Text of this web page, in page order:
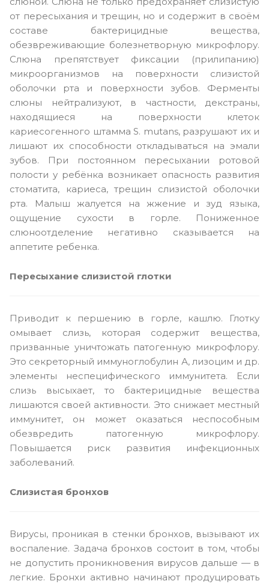
от пересыхания и трещин, но и содержит в своём
составе бактерицидные вещества,
обезвреживающие болезнетворную микрофлору.
Слюна препятствует фиксации (прилипанию)
микроорганизмов на поверхности слизистой
оболочки рта и поверхности зубов. Ферменты
слюны нейтрализуют, в частности, декстраны,
находящиеся на поверхности клеток
кариесогенного штамма S. mutans, разрушают их и
лишают их способности откладываться на эмали
зубов. При постоянном пересыхании ротовой
полости у ребёнка возникает опасность развития
стоматита, кариеса, трещин слизистой оболочки
рта. Малыш жалуется на жжение и зуд языка,
ощущение сухости в горле. Пониженное
слюноотделение негативно сказывается на
аппетите ребенка.
Пересыхание слизистой глотки
Приводит к першению в горле, кашлю. Глотку
омывает слизь, которая содержит вещества,
призванные уничтожать патогенную микрофлору.
Это секреторный иммуноглобулин А, лизоцим и др.
элементы неспецифического иммунитета. Если
слизь высыхает, то бактерицидные вещества
лишаются своей активности. Это снижает местный
иммунитет, он может оказаться неспособным
обезвредить патогенную микрофлору.
Повышается риск развития инфекционных
заболеваний.
Слизистая бронхов
Вирусы, проникая в стенки бронхов, вызывают их
воспаление. Задача бронхов состоит в том, чтобы
не допустить проникновения вирусов дальше — в
легкие. Бронхи активно начинают продуцировать